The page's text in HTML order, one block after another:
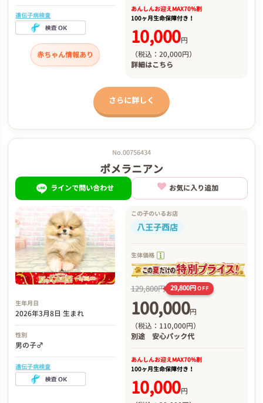
遺伝子病検査
赤ちゃん情報あり
あんしんお迎えMAX70%割
100ヶ月生命保障付き！
10,000円
（税込：20,000円）
詳細はこちら
さらに詳しく
No.00756434
ポメラニアン
ラインで問い合わせ お気に入り追加
生年月日
2026年3月8日 生まれ
性別
男の子♂
遺伝子病検査
この子のいるお店
八王子西店
生体価格
129,800円 29,800円OFF
100,000円
（税込：110,000円）
別途 安心パック代
あんしんお迎えMAX70%割
100ヶ月生命保障付き！
10,000円